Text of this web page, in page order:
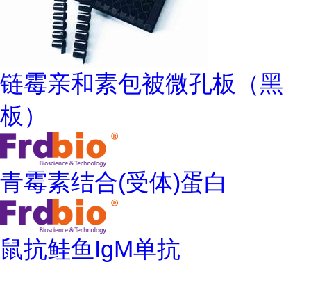
链霉亲和素包被微孔板（黑
板）
青霉素结合(受体)蛋白
鼠抗鲑鱼IgM单抗